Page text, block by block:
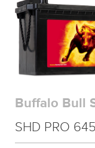
Buffalo Bull
SHD PRO